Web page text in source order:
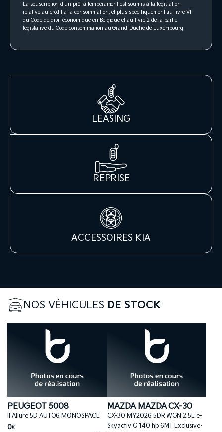
La souscription d'un prêt à tempérament est soumis à la législation
relative au crédit à la consommation, et plus spécifiquement au livre VII
du Code de droit économique en Belgique et au livre 2 de la partie
législative du Code consommation au Grand-Duché de Luxembourg.
LEASING
REPRISE
ACCESSOIRES KIA
NOS VÉHICULES DE STOCK
PEUGEOT 5008
II Allure 5D AUTO6 MONOSPACE
0€
MAZDA MAZDA CX-30
CX-30 MY2026 5DR WGN 2.5L e-
Skyactiv G 140 hp 6MT Exclusive-